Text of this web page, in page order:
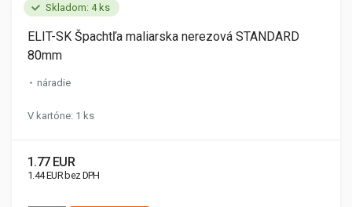
Skladom: 4 ks
ELIT-SK Špachtľa maliarska nerezová STANDARD
80mm
náradie
V kartóne: 1 ks
1.77 EUR
1.44 EUR bez DPH